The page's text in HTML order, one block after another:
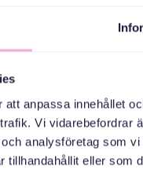
anpassa innehållet
Vi vidarebefordrar
analysföretag som
tillhandahållit eller som
TRE
SAMTAL,
Farsta bibliotek -